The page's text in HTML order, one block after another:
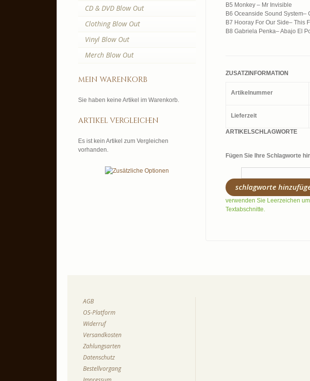
B5 Monkey – Mr Invisible
B6 Oceanside Sound System–
B7 Hooray For Our Side– This
B8 Gabriela Penka– Abajo El
ZUSATZINFORMATION
Artikelnummer
Lieferzeit
ARTIKELSCHLAGWORTE
Fügen Sie Ihre Schlagworte
schlagworte
verwenden Sie Leerzeichen
Textabschnitte.
CD & DVD Blow Out
Clothing Blow Out
Vinyl Blow Out
Merch Blow Out
mein warenkorb
Sie haben keine Artikel im Warenkorb.
artikel vergleichen
Es ist kein Artikel zum Vergleichen
vorhanden.
AGB
OS-Platform
Widerruf
Versandkosten
Zahlungsarten
Datenschutz
Bestellvorgang